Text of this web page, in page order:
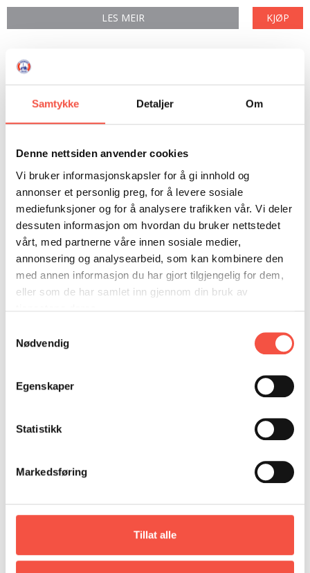
Samtykke Detaljer Om
Denne nettsiden anvender cookies
Vi bruker informasjonskapsler for å gi innhold og
annonser et personlig preg, for å levere sosiale
mediefunksjoner og for å analysere trafikken vår. Vi deler
dessuten informasjon om hvordan du bruker nettstedet
vårt, med partnerne våre innen sosiale medier,
annonsering og analysearbeid, som kan kombinere den
med annen informasjon du har gjort tilgjengelig for dem,
eller som de har samlet inn gjennom din bruk av
Nødvendig
Egenskaper
Statistikk
Markedsføring
Tillat alle
LES MEIR KJØP
Din ekspedisjon med Nansen
KJØP